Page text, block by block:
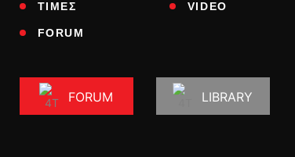
ΤΙΜΕΣ VIDEO
FORUM
FORUM LIBRARY